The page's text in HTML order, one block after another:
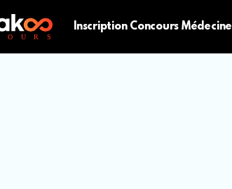
Inscription Concours Médecine